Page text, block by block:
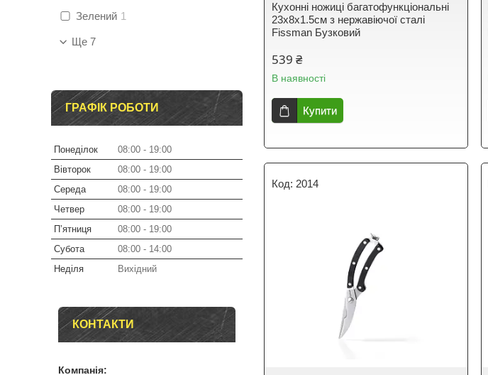
Кухонні ножиці багатофункціональні
23х8х1.5см з нержавіючої сталі
Fissman Бузковий
539 ₴
В наявності
Купити
2014
Зелений 1
Ще 7
ГРАФІК РОБОТИ
Понеділок 08:00
19:00
Вівторок
08:00
19:00
Середа
08:00
19:00
Четвер
08:00
19:00
Пʼятниця
08:00
19:00
Субота
08:00
14:00
Неділя
Вихідний
КОНТАКТИ